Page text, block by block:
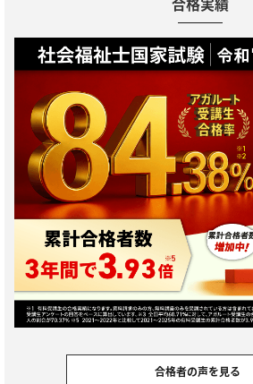
合格者の声を見る